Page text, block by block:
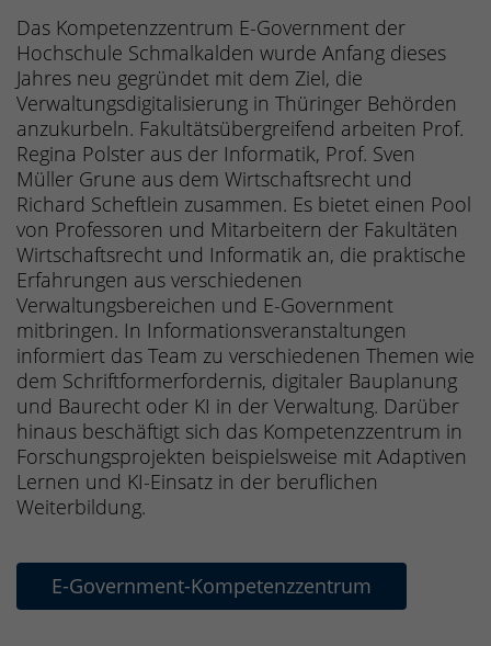
Das Kompetenzzentrum E-Government der
Hochschule Schmalkalden wurde Anfang dieses
Jahres neu gegründet mit dem Ziel, die
Verwaltungsdigitalisierung in Thüringer Behörden
anzukurbeln. Fakultätsübergreifend arbeiten Prof.
Regina Polster aus der Informatik, Prof. Sven
Müller Grune aus dem Wirtschaftsrecht und
Richard Scheftlein zusammen. Es bietet einen Pool
von Professoren und Mitarbeitern der Fakultäten
Wirtschaftsrecht und Informatik an, die praktische
Erfahrungen aus verschiedenen
Verwaltungsbereichen und E-Government
mitbringen. In Informationsveranstaltungen
informiert das Team zu verschiedenen Themen wie
dem Schriftformerfordernis, digitaler Bauplanung
und Baurecht oder KI in der Verwaltung. Darüber
hinaus beschäftigt sich das Kompetenzzentrum in
Forschungsprojekten beispielsweise mit Adaptiven
Lernen und KI-Einsatz in der beruflichen
Weiterbildung.
E-Government-Kompetenzzentrum